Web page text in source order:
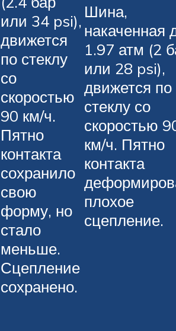
или 34 psi),
движется
по стеклу
со
скоростью
90 км/ч.
Пятно
контакта
сохранило
свою
форму, но
стало
меньше.
Сцепление
сохранено.
Шина,
накаченная
1.97 атм (2
или 28 psi),
движется по
стеклу со
скоростью
км/ч. Пятно
контакта
плохое
сцепление.